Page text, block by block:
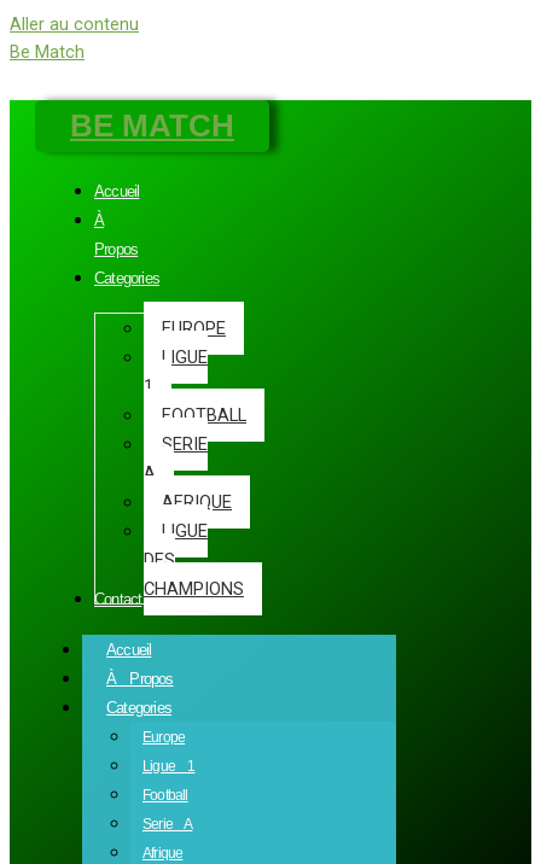
Aller au contenu
Be Match
BE MATCH
Accueil
À
Propos
Categories
EUROPE
LIGUE
1
FOOTBALL
SERIE
A
AFRIQUE
LIGUE
DES
CHAMPIONS
Contact
Accueil
À Propos
Categories
Europe
Ligue 1
Football
Serie A
Afrique